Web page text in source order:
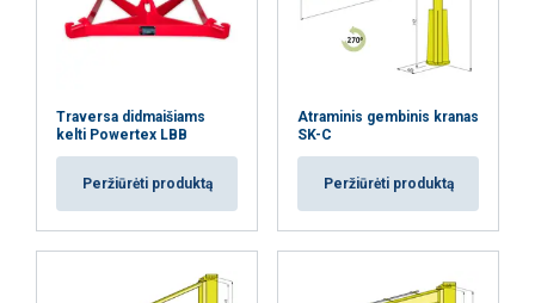
Traversa didmaišiams
kelti Powertex LBB
Peržiūrėti produktą
Atraminis gembinis kranas
SK-C
Peržiūrėti produktą
naudojatės jų paslaugomis.
Privatumo
Būtinieji
Veikimą
gerinantys
Tiksliniai